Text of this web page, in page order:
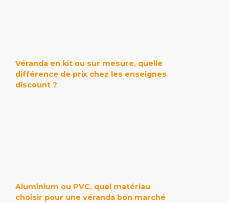
Véranda en kit ou sur mesure, quelle
différence de prix chez les enseignes
discount ?
Aluminium ou PVC, quel matériau
choisir pour une véranda bon marché